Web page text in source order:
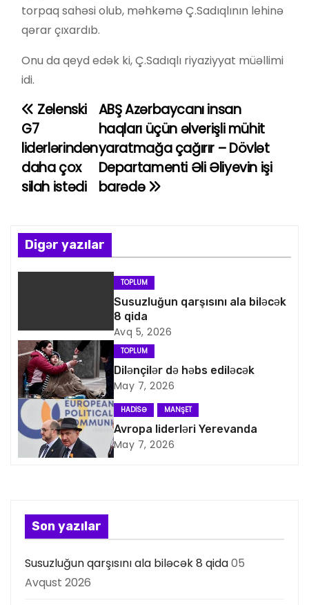
torpaq sahəsi olub, məhkəmə Ç.Sadıqlının lehinə
qərar çıxardıb.
Onu da qeyd edək ki, Ç.Sadıqlı riyaziyyat müəllimi
idi.
Y
a
z
n
a
q
a
s
i
y
s
ABŞ Azərbaycanı insan
haqları üçün əlverişli mühit
yaratmağa çağırır – Dövlət
Departamenti Əli Əliyevin işi
barədə
Zelenski
G7
liderlərindən
daha çox
silah istədi
Digər yazılar
TOPLUM
Susuzluğun qarşısını ala biləcək
8 qida
Avq 5, 2026
TOPLUM
Dilənçilər də həbs ediləcək
May 7, 2026
HADISƏ MANŞET
Avropa liderləri Yerevanda
May 7, 2026
Son yazılar
Susuzluğun qarşısını ala biləcək 8 qida05
Avqust 2026